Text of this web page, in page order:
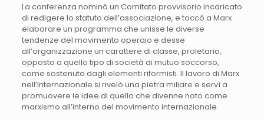
La conferenza nominò un Comitato provvisorio incaricato
di redigere lo statuto dell’associazione, e toccò a Marx
elaborare un programma che unisse le diverse
tendenze del movimento operaio e desse
all’organizzazione un carattere di classe, proletario,
opposto a quello tipo di società di mutuo soccorso,
come sostenuto dagli elementi riformisti. Il lavoro di Marx
nell’Internazionale si rivelò una pietra miliare e servì a
promuovere le idee di quello che divenne noto come
marxismo all’interno del movimento internazionale.